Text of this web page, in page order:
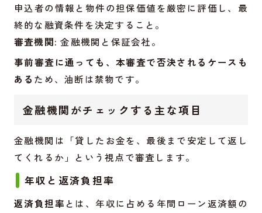
申込者の情報と物件の担保価値を厳密に評価し、最
終的な融資条件を決定すること。
審査機関: 金融機関と保証会社。
事前審査に通っても、本審査で否決されるケースも
ある ため、油断は禁物です。
金融機関がチェックする主な項目
金融機関は「貸したお金を、最後まで安定して返し
てくれるか」という視点で審査します。
年収と返済負担率
返済負担率 とは、年収に占める年間ローン返済額の